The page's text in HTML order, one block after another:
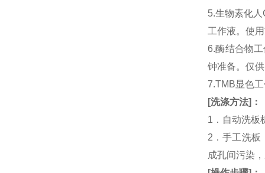
5.生物素化
工作液。使
6.酶结合物
钟准备。仅
7.TMB显色
[洗涤方法] ：
1．自动洗板
2．手工洗板
成孔间污染